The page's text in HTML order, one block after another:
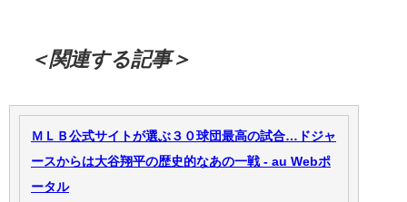
＜関連する記事＞
ＭＬＢ公式サイトが選ぶ３０球団最高の試合…ドジャ
ースからは大谷翔平の歴史的なあの一戦 - au Webポ
ータル